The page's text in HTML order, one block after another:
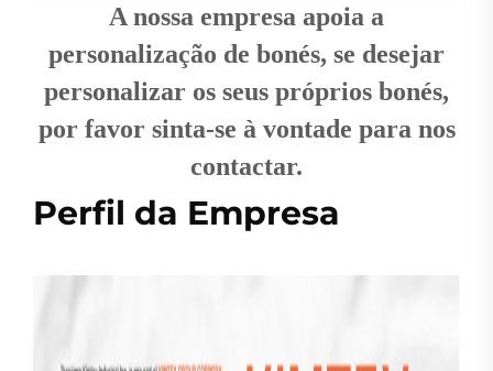
A nossa empresa apoia a
personalização de bonés, se desejar
personalizar os seus próprios bonés,
por favor sinta-se à vontade para nos
contactar.
Perfil da Empresa